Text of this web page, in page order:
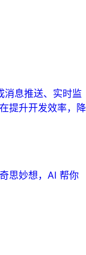
消息推送、实时监
提升开发效率，降
思妙想，AI 帮你